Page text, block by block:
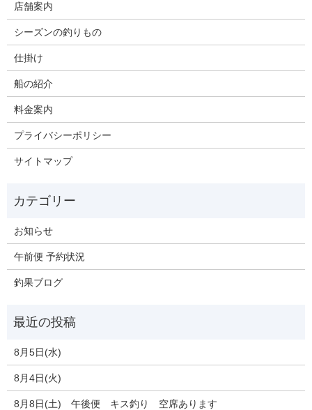
店舗案内
シーズンの釣りもの
仕掛け
船の紹介
料金案内
プライバシーポリシー
サイトマップ
お知らせ
午前便 予約状況
釣果ブログ
8月5日(水)
8月4日(火)
8月8日(土) 午後便 キス釣り 空席あります